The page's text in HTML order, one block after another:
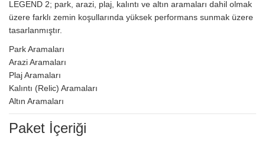
LEGEND 2; park, arazi, plaj, kalıntı ve altın aramaları dahil olmak
üzere farklı zemin koşullarında yüksek performans sunmak üzere
tasarlanmıştır.
Park Aramaları
Arazi Aramaları
Plaj Aramaları
Kalıntı (Relic) Aramaları
Altın Aramaları
Paket İçeriği